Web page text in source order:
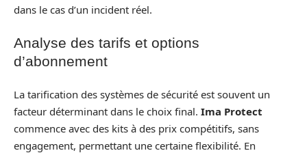
dans le cas d’un incident réel.
Analyse des tarifs et options
d’abonnement
La tarification des systèmes de sécurité est souvent un
facteur déterminant dans le choix final. Ima Protect
commence avec des kits à des prix compétitifs, sans
engagement, permettant une certaine flexibilité. En